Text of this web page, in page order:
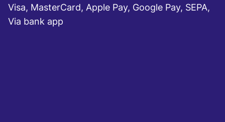
Visa, MasterCard, Apple Pay, Google Pay, SEPA,
Via bank app